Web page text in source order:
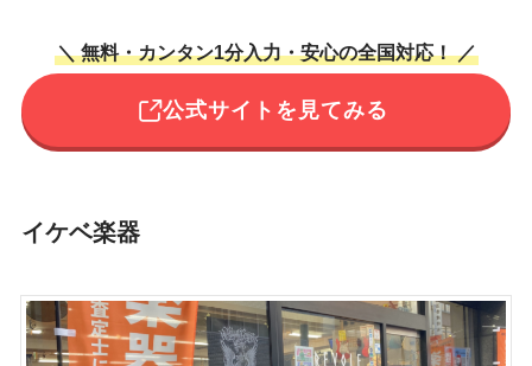
＼ 無料・カンタン1分入力・安心の全国対応！ ／
公式サイトを見てみる
イケベ楽器